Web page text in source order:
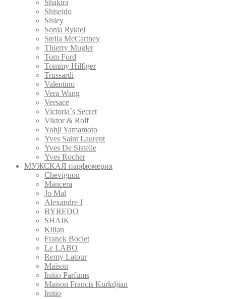
Shakira
Shiseido
Sisley
Sonia Rykiel
Stella McCartney
Thierry Mugler
Tom Ford
Tommy Hilfiger
Trussardi
Valentino
Vera Wang
Versace
Victoria`s Secret
Viktor & Rolf
Yohji Yamamoto
Yves Saint Laurent
Yves De Sistelle
Yves Rocher
МУЖСКАЯ парфюмерия
Chevignon
Mancera
Jo Mal
Alexandre J
BYREDO
SHAIK
Kilian
Franck Boclet
Le LABO
Remy Latour
Maison
Initio Parfums
Maison Francis Kurkdjian
Initio